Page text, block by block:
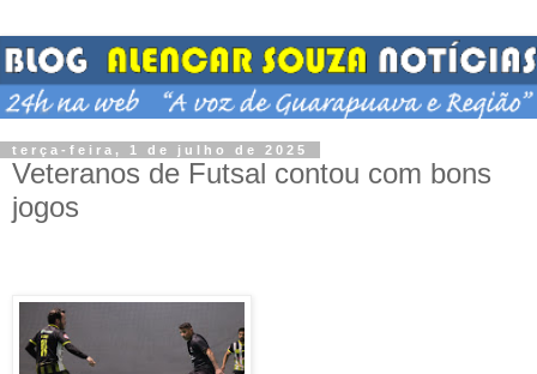
terça-feira, 1 de julho de 2025
Veteranos de Futsal contou com bons
jogos